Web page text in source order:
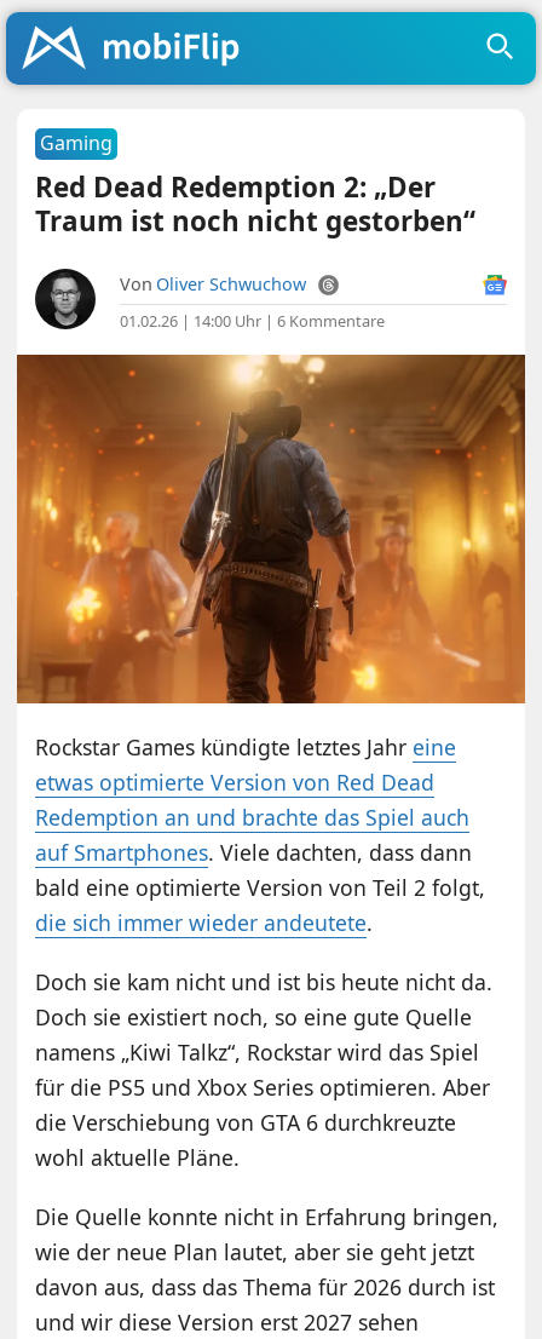
Gaming
Red Dead Redemption 2: „Der
Traum ist noch nicht gestorben“
Von Oliver Schwuchow
01.02.26 | 14:00 Uhr |6 Kommentare
Rockstar Games kündigte letztes Jahr eine
etwas optimierte Version von Red Dead
Redemption an und brachte das Spiel auch
auf Smartphones. Viele dachten, dass dann
bald eine optimierte Version von Teil 2 folgt,
die sich immer wieder andeutete.
Doch sie kam nicht und ist bis heute nicht da.
Doch sie existiert noch, so eine gute Quelle
namens „Kiwi Talkz“, Rockstar wird das Spiel
für die PS5 und Xbox Series optimieren. Aber
die Verschiebung von GTA 6 durchkreuzte
wohl aktuelle Pläne.
Die Quelle konnte nicht in Erfahrung bringen,
wie der neue Plan lautet, aber sie geht jetzt
davon aus, dass das Thema für 2026 durch ist
und wir diese Version erst 2027 sehen